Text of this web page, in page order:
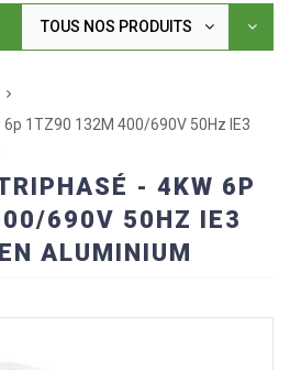
TOUS NOS PRODUITS
1TZ90 132M 400/690V 50Hz IE3
- 4KW 6P
690V 50HZ IE3
ALUMINIUM